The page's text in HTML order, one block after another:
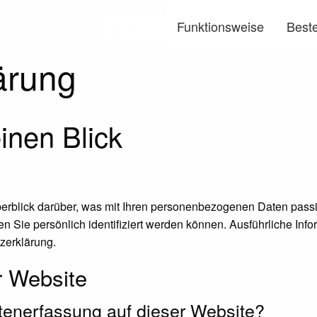
Funktionsweise
Blick
darüber, was mit Ihren personenbezogenen Daten
Sie persönlich identifiziert werden können. Ausführliche
auf dieser Website?